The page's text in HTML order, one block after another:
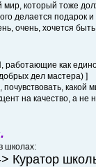
мир, который тоже
делается подарок
очень, хочется
работающие как
дел мастера) ]
какой
на качество, а не
школах:
Куратор